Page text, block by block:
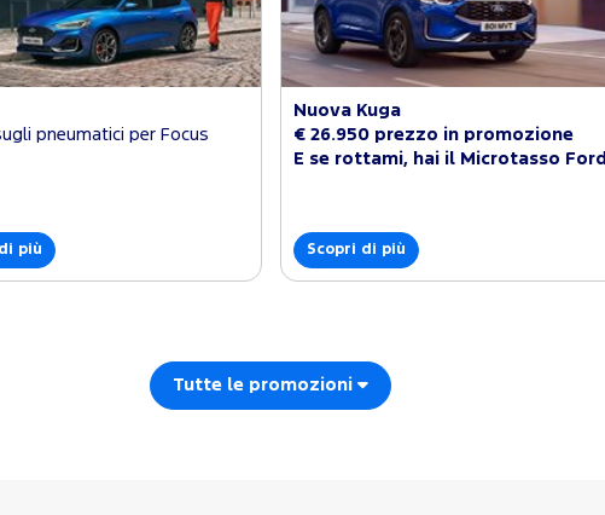
pneumatici per Focus
più
Nuova Kuga
€ 26.950 prezzo in promozione
E se rottami, hai il Microtasso Ford
Scopri di più
Tutte le promozioni